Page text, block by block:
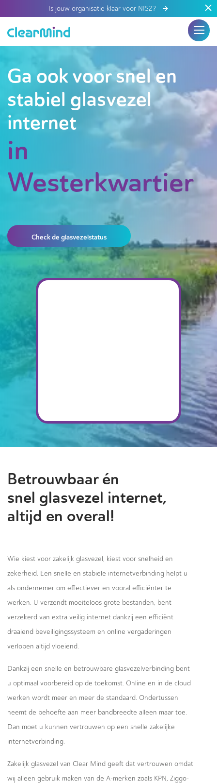
Is jouw organisatie klaar voor NIS2?
Ga ook voor snel en
stabiel glasvezel
internet
in
Westerkwartier
Check de glasvezelstatus
Betrouwbaar én
snel glasvezel internet,
altijd en overal!
Wie kiest voor zakelijk glasvezel, kiest voor snelheid en
zekerheid. Een snelle en stabiele internetverbinding helpt u
als ondernemer om effectiever en vooral efficiënter te
werken. U verzendt moeiteloos grote bestanden, bent
verzekerd van extra veilig internet dankzij een efficiënt
draaiend beveiligingssysteem en online vergaderingen
verlopen altijd vloeiend.
Dankzij een snelle en betrouwbare glasvezelverbinding bent
u optimaal voorbereid op de toekomst. Online en in de cloud
werken wordt meer en meer de standaard. Ondertussen
neemt de behoefte aan meer bandbreedte alleen maar toe.
Dan moet u kunnen vertrouwen op een snelle zakelijke
internetverbinding.
Zakelijk glasvezel van Clear Mind geeft dat vertrouwen omdat
wij alleen gebruik maken van de A-merken zoals KPN, Ziggo-